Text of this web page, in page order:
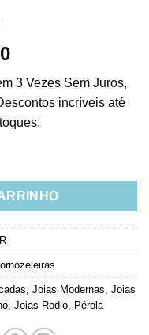
3 Vezes Sem Juros,
incríveis até
Prata 925 quantidade
, Joias Modernas, Joias
, Joias Rodio, Pérola